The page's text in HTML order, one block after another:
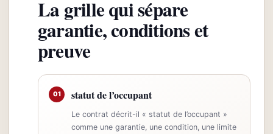
La grille qui sépare
garantie, conditions et
preuve
01 statut de l’occupant
Le contrat décrit-il « statut de l’occupant »
comme une garantie, une condition, une limite